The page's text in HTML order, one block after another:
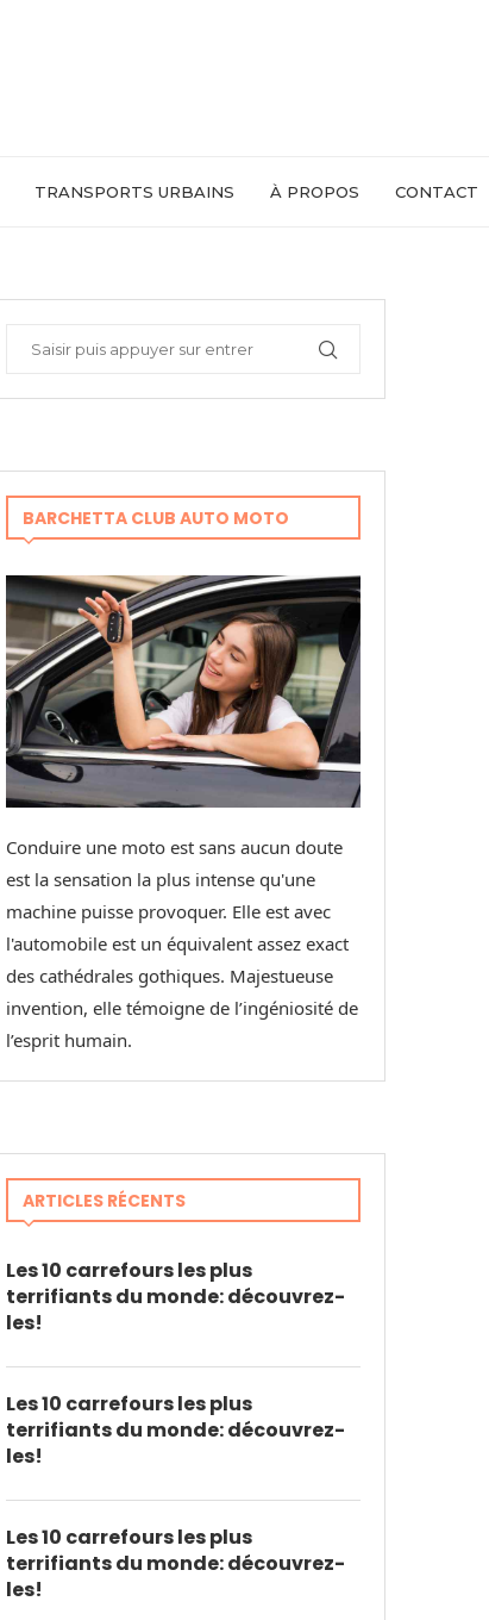
TRANSPORTS URBAINS À PROPOS CONTACT
BARCHETTA CLUB AUTO MOTO
Conduire une moto est sans aucun doute
est la sensation la plus intense qu'une
machine puisse provoquer. Elle est avec
l'automobile est un équivalent assez exact
des cathédrales gothiques. Majestueuse
invention, elle témoigne de l’ingéniosité de
l’esprit humain.
ARTICLES RÉCENTS
Les 10 carrefours les plus
terrifiants du monde: découvrez-
les!
Les 10 carrefours les plus
terrifiants du monde: découvrez-
les!
Les 10 carrefours les plus
terrifiants du monde: découvrez-
les!